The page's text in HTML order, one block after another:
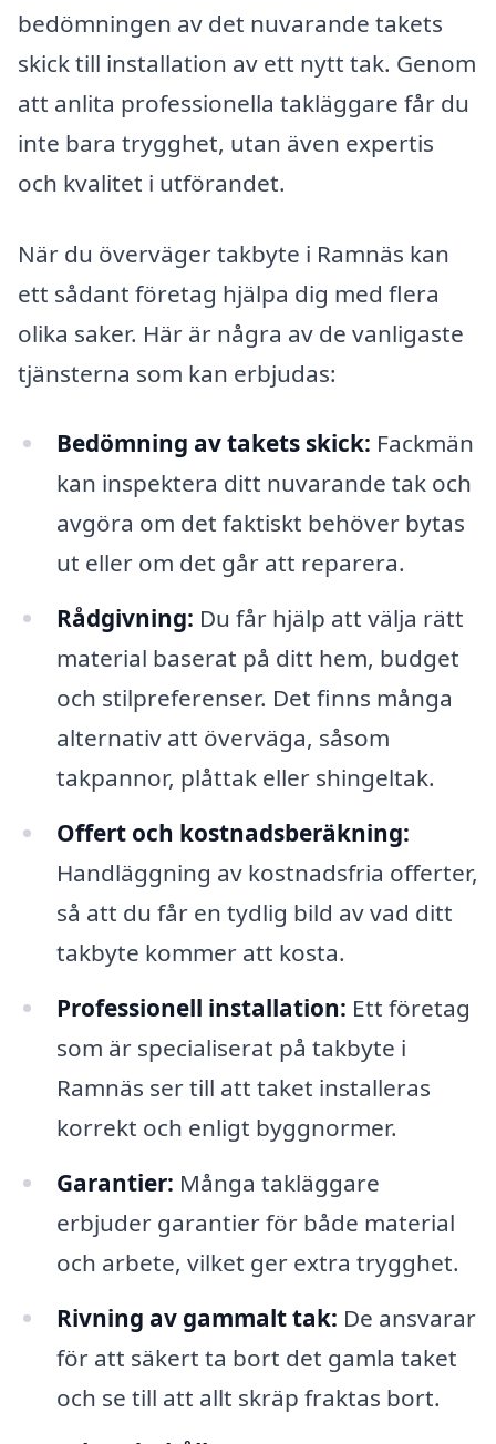
bedömningen av det nuvarande takets
skick till installation av ett nytt tak. Genom
att anlita professionella takläggare får du
inte bara trygghet, utan även expertis
och kvalitet i utförandet.
När du överväger takbyte i Ramnäs kan
ett sådant företag hjälpa dig med flera
olika saker. Här är några av de vanligaste
tjänsterna som kan erbjudas:
Bedömning av takets skick: Fackmän
kan inspektera ditt nuvarande tak och
avgöra om det faktiskt behöver bytas
ut eller om det går att reparera.
Rådgivning: Du får hjälp att välja rätt
material baserat på ditt hem, budget
och stilpreferenser. Det finns många
alternativ att överväga, såsom
takpannor, plåttak eller shingeltak.
Offert och kostnadsberäkning:
Handläggning av kostnadsfria offerter,
så att du får en tydlig bild av vad ditt
takbyte kommer att kosta.
Professionell installation: Ett företag
som är specialiserat på takbyte i
Ramnäs ser till att taket installeras
korrekt och enligt byggnormer.
Garantier: Många takläggare
erbjuder garantier för både material
och arbete, vilket ger extra trygghet.
Rivning av gammalt tak: De ansvarar
för att säkert ta bort det gamla taket
och se till att allt skräp fraktas bort.